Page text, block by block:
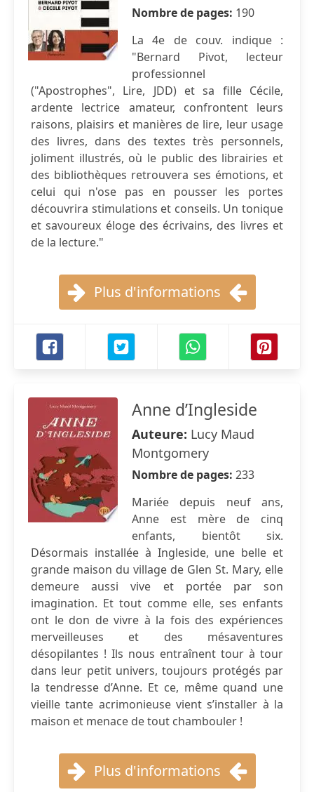
Nombre de pages: 190
La 4e de couv. indique :
"Bernard Pivot, lecteur
professionnel
("Apostrophes", Lire, JDD) et sa fille Cécile,
ardente lectrice amateur, confrontent leurs
raisons, plaisirs et manières de lire, leur usage
des livres, dans des textes très personnels,
joliment illustrés, où le public des librairies et
des bibliothèques retrouvera ses émotions, et
celui qui n'ose pas en pousser les portes
découvrira stimulations et conseils. Un tonique
et savoureux éloge des écrivains, des livres et
de la lecture."
Plus d'informations
Anne d’Ingleside
Auteure: Lucy Maud
Montgomery
Nombre de pages: 233
Mariée depuis neuf ans,
Anne est mère de cinq
enfants, bientôt six.
Désormais installée à Ingleside, une belle et
grande maison du village de Glen St. Mary, elle
demeure aussi vive et portée par son
imagination. Et tout comme elle, ses enfants
ont le don de vivre à la fois des expériences
merveilleuses et des mésaventures
désopilantes ! Ils nous entraînent tour à tour
dans leur petit univers, toujours protégés par
la tendresse d’Anne. Et ce, même quand une
vieille tante acrimonieuse vient s’installer à la
maison et menace de tout chambouler !
Plus d'informations